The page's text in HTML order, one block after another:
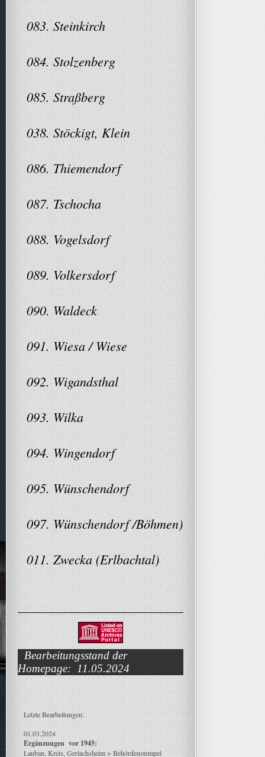
083. Steinkirch
084. Stolzenberg
085. Straßberg
038. Stöckigt, Klein
086. Thiemendorf
087. Tschocha
088. Vogelsdorf
089. Volkersdorf
090. Waldeck
091. Wiesa / Wiese
092. Wigandsthal
093. Wilka
094. Wingendorf
095. Wünschendorf
097. Wünschendorf /Böhmen)
011. Zwecka (Erlbachtal)
Bearbeitungsstand der
Homepage: 11.05.2024
Letzte Bearbeitungen:
01.03.2024
Ergänzungen vor 1945:
Lauban, Kreis, Gerlachsheim > Behördenstempel